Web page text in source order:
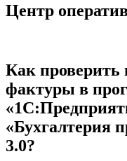
Центр
Как проверить
фактуры в
«Бухгалтерия
3.0?